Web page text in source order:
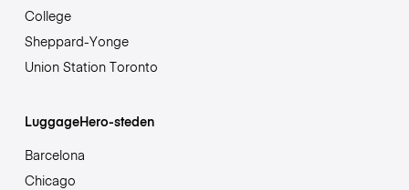
College
Sheppard-Yonge
Union Station Toronto
LuggageHero-steden
Barcelona
Chicago